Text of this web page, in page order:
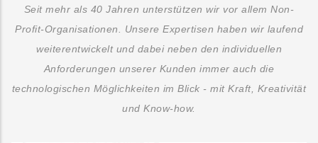
Seit mehr als 40 Jahren unterstützen wir vor allem Non-
Profit-Organisationen. Unsere Expertisen haben wir laufend
weiterentwickelt und dabei neben den individuellen
Anforderungen unserer Kunden immer auch die
technologischen Möglichkeiten im Blick - mit Kraft, Kreativität
und Know-how.